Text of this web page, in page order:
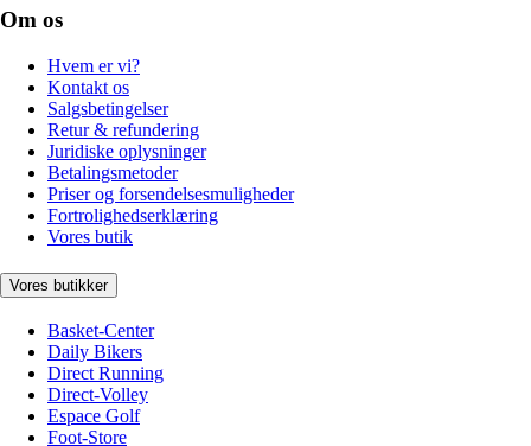
Om os
Hvem er vi?
Kontakt os
Salgsbetingelser
Retur & refundering
Juridiske oplysninger
Betalingsmetoder
Priser og forsendelsesmuligheder
Fortrolighedserklæring
Vores butik
Vores butikker
Basket-Center
Daily Bikers
Direct Running
Direct-Volley
Espace Golf
Foot-Store